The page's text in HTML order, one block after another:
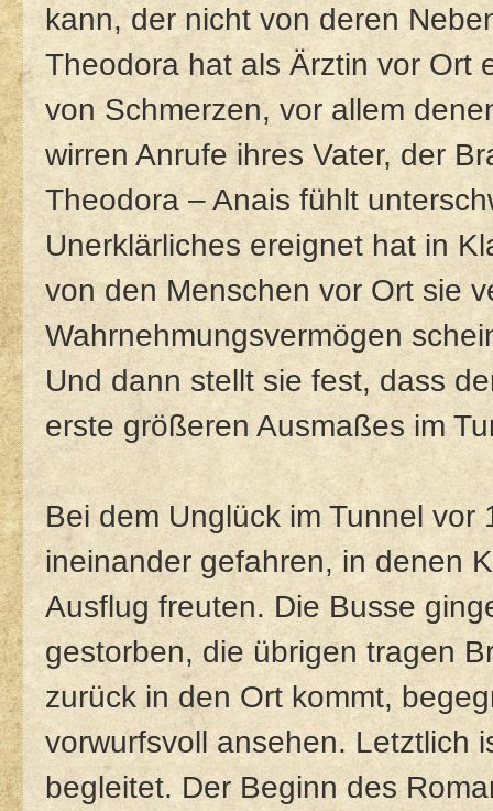
kann, der nicht von deren
Theodora hat als Ärztin vor Ort
von Schmerzen, vor allem
wirren Anrufe ihres Vater, der
Theodora – Anais fühlt
Unerklärliches ereignet hat in
von den Menschen vor Ort sie
Wahrnehmungsvermögen
Und dann stellt sie fest, dass
erste größeren Ausmaßes im
Bei dem Unglück im Tunnel
ineinander gefahren, in denen
Ausflug freuten. Die Busse
gestorben, die übrigen tragen
zurück in den Ort kommt,
vorwurfsvoll ansehen. Letztlich
begleitet. Der Beginn des